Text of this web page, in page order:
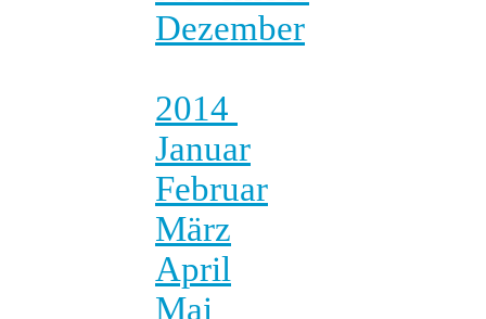
Dezember
2014
Januar
Februar
März
April
Mai